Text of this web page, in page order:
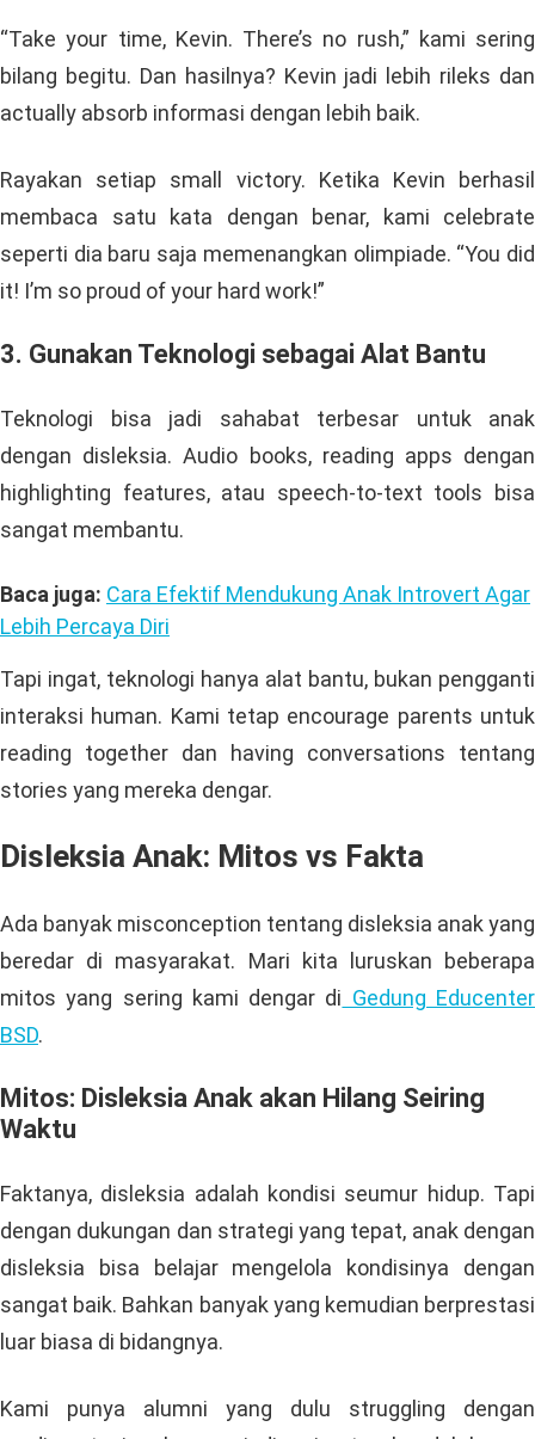
“Take your time, Kevin. There’s no rush,” kami sering
bilang begitu. Dan hasilnya? Kevin jadi lebih rileks dan
actually absorb informasi dengan lebih baik.
Rayakan setiap small victory. Ketika Kevin berhasil
membaca satu kata dengan benar, kami celebrate
seperti dia baru saja memenangkan olimpiade. “You did
it! I’m so proud of your hard work!”
3. Gunakan Teknologi sebagai Alat Bantu
Teknologi bisa jadi sahabat terbesar untuk anak
dengan disleksia. Audio books, reading apps dengan
highlighting features, atau speech-to-text tools bisa
sangat membantu.
Baca juga: Cara Efektif Mendukung Anak Introvert Agar
Lebih Percaya Diri
Tapi ingat, teknologi hanya alat bantu, bukan pengganti
interaksi human. Kami tetap encourage parents untuk
reading together dan having conversations tentang
stories yang mereka dengar.
Disleksia Anak: Mitos vs Fakta
Ada banyak misconception tentang disleksia anak yang
beredar di masyarakat. Mari kita luruskan beberapa
mitos yang sering kami dengar di Gedung Educenter
BSD.
Mitos: Disleksia Anak akan Hilang Seiring
Waktu
Faktanya, disleksia adalah kondisi seumur hidup. Tapi
dengan dukungan dan strategi yang tepat, anak dengan
disleksia bisa belajar mengelola kondisinya dengan
sangat baik. Bahkan banyak yang kemudian berprestasi
luar biasa di bidangnya.
Kami punya alumni yang dulu struggling dengan